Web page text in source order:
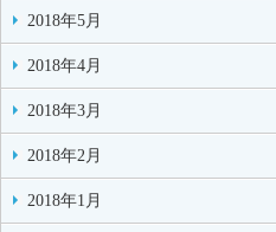
2018年5月
2018年4月
2018年3月
2018年2月
2018年1月